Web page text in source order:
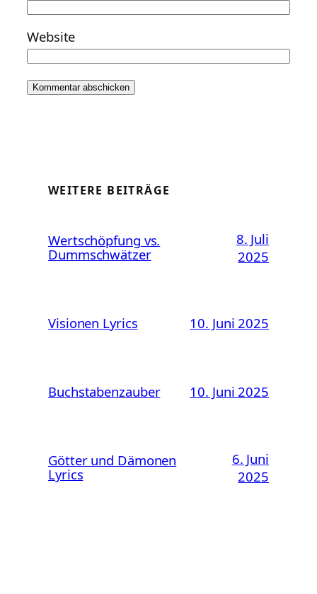
Website
WEITERE BEITRÄGE
Wertschöpfung vs.
Dummschwätzer
8. Juli
2025
Visionen Lyrics 10. Juni 2025
Buchstabenzauber 10. Juni 2025
Götter und Dämonen
Lyrics
6. Juni
2025